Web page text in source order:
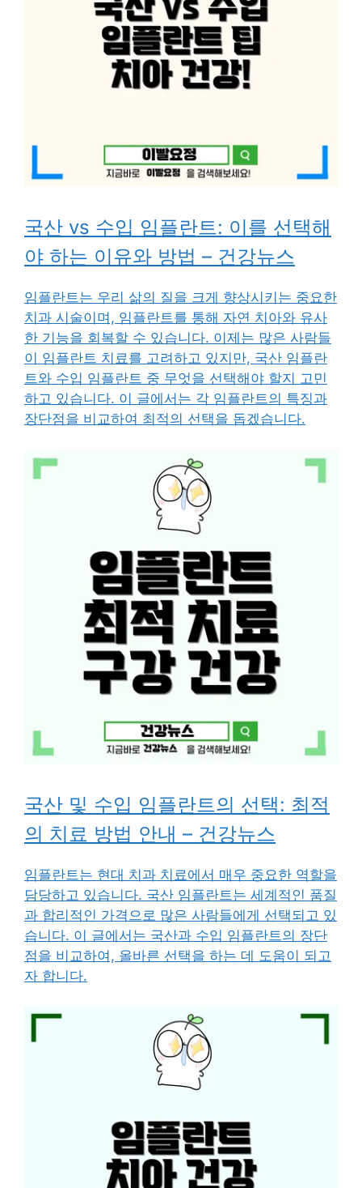
국산 vs 수입 임플란트: 이를 선택해
야 하는 이유와 방법 – 건강뉴스
임플란트는 우리 삶의 질을 크게 향상시키는 중요한
치과 시술이며, 임플란트를 통해 자연 치아와 유사
한 기능을 회복할 수 있습니다. 이제는 많은 사람들
이 임플란트 치료를 고려하고 있지만, 국산 임플란
트와 수입 임플란트 중 무엇을 선택해야 할지 고민
하고 있습니다. 이 글에서는 각 임플란트의 특징과
장단점을 비교하여 최적의 선택을 돕겠습니다.
국산 및 수입 임플란트의 선택: 최적
의 치료 방법 안내 – 건강뉴스
임플란트는 현대 치과 치료에서 매우 중요한 역할을
담당하고 있습니다. 국산 임플란트는 세계적인 품질
과 합리적인 가격으로 많은 사람들에게 선택되고 있
습니다. 이 글에서는 국산과 수입 임플란트의 장단
점을 비교하여, 올바른 선택을 하는 데 도움이 되고
자 합니다.